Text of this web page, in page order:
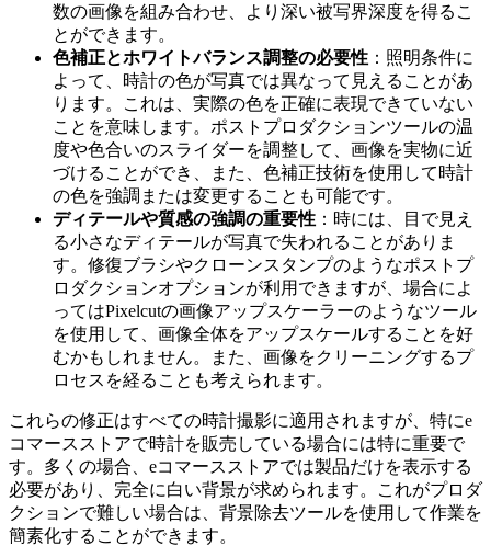
数の画像を組み合わせ、より深い被写界深度を得るこ
とができます。
色補正とホワイトバランス調整の必要性 ：照明条件に
よって、時計の色が写真では異なって見えることがあ
ります。これは、実際の色を正確に表現できていない
ことを意味します。ポストプロダクションツールの温
度や色合いのスライダーを調整して、画像を実物に近
づけることができ、また、色補正技術を使用して時計
の色を強調または変更することも可能です。
ディテールや質感の強調の重要性 ：時には、目で見え
る小さなディテールが写真で失われることがありま
す。修復ブラシやクローンスタンプのようなポストプ
ロダクションオプションが利用できますが、場合によ
ってはPixelcutの画像アップスケーラーのようなツール
を使用して、画像全体をアップスケールすることを好
むかもしれません。また、画像をクリーニングするプ
ロセスを経ることも考えられます。
これらの修正はすべての時計撮影に適用されますが、特にe
コマースストアで時計を販売している場合には特に重要で
す。多くの場合、eコマースストアでは製品だけを表示する
必要があり、完全に白い背景が求められます。これがプロダ
クションで難しい場合は、背景除去ツールを使用して作業を
簡素化することができます。